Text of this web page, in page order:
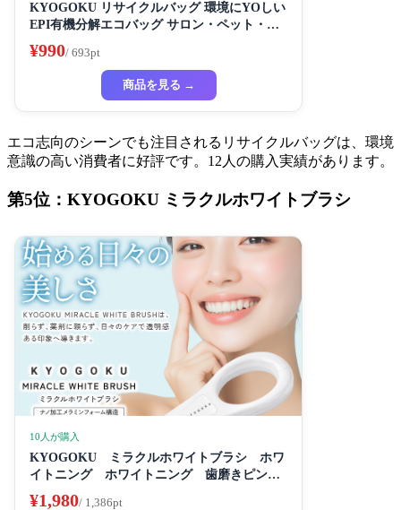
KYOGOKU リサイクルバッグ 環境にYOしい
EPI有機分解エコバッグ サロン・ペット・家
庭用に最适な高度デザイン
¥990/ 693pt
商品を見る →
エコ志向のシーンでも注目されるリサイクルバッグは、環境
意識の高い消費者に好評です。12人の購入実績があります。
第5位：KYOGOKU ミラクルホワイトブラシ
10人が購入
KYOGOKU ミラクルホワイトブラシ ホワ
イトニング ホワイトニング 歯磨きピンク
¥1,980/ 1,386pt